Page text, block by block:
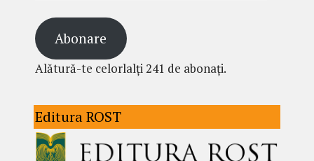
Abonare
Alătură-te celorlalți 241 de abonați.
Editura ROST